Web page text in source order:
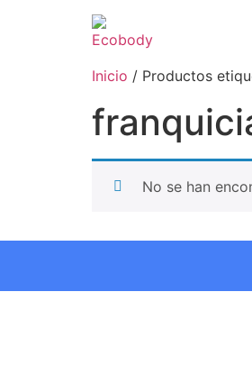
Inicio / Productos
No se han